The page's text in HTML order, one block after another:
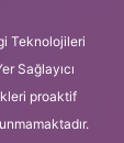
Teknolojileri
Sağlayıcı
proaktif